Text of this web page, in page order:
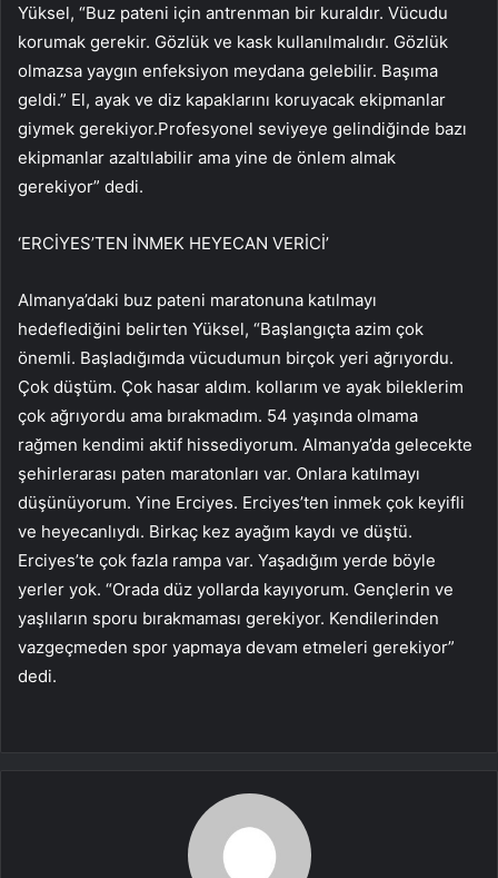
Yüksel, “Buz pateni için antrenman bir kuraldır. Vücudu
korumak gerekir. Gözlük ve kask kullanılmalıdır. Gözlük
olmazsa yaygın enfeksiyon meydana gelebilir. Başıma
geldi.” El, ayak ve diz kapaklarını koruyacak ekipmanlar
giymek gerekiyor.Profesyonel seviyeye gelindiğinde bazı
ekipmanlar azaltılabilir ama yine de önlem almak
gerekiyor” dedi.
‘ERCİYES’TEN İNMEK HEYECAN VERİCİ’
Almanya’daki buz pateni maratonuna katılmayı
hedeflediğini belirten Yüksel, “Başlangıçta azim çok
önemli. Başladığımda vücudumun birçok yeri ağrıyordu.
Çok düştüm. Çok hasar aldım. kollarım ve ayak bileklerim
çok ağrıyordu ama bırakmadım. 54 yaşında olmama
rağmen kendimi aktif hissediyorum. Almanya’da gelecekte
şehirlerarası paten maratonları var. Onlara katılmayı
düşünüyorum. Yine Erciyes. Erciyes’ten inmek çok keyifli
ve heyecanlıydı. Birkaç kez ayağım kaydı ve düştü.
Erciyes’te çok fazla rampa var. Yaşadığım yerde böyle
yerler yok. “Orada düz yollarda kayıyorum. Gençlerin ve
yaşlıların sporu bırakmaması gerekiyor. Kendilerinden
vazgeçmeden spor yapmaya devam etmeleri gerekiyor”
dedi.